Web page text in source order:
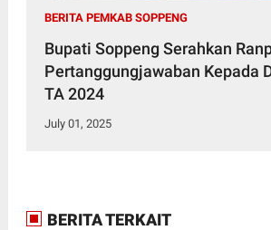
BERITA PEMKAB SOPPENG
Bupati Soppeng Serahkan
Pertanggungjawaban Kepada
TA 2024
July 01, 2025
BERITA TERKAIT